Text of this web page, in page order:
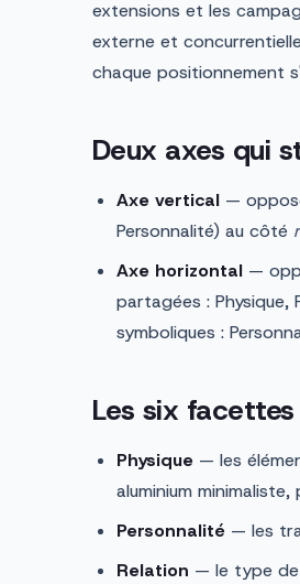
extensions et les
externe et
chaque positionnement
Deux axes qui
Axe vertical —
Personnalité) au côté
Axe horizontal —
partagées : Physique,
symboliques :
Les six facettes
Physique — les
aluminium
Personnalité — les
Relation — le type de